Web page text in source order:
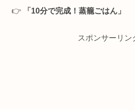
👉 「10分で完成！蒸籠ごはん」
スポンサーリン